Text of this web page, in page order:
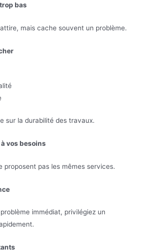
bas
mais cache souvent un problème.
sur la durabilité des travaux.
vos besoins
proposent pas les mêmes services.
immédiat, privilégiez un